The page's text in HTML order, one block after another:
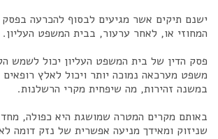
ישנם תיקים אשר מגיעים לבסוף להכרעה
המחוזי או, לאחר ערעור, בבית המשפט העליון.
פסק הדין של בית המשפט העליון יכול לשמש
משפט מערכאה נמוכה יותר ויכול לאלץ
במשנה זהירות, מה שיפחית מקרי הרשלנות.
באותם מקרים המטרה שמושגת היא כפולה, מחד
שניזוק ומאידך מניעה אפשרית של נזק דומה